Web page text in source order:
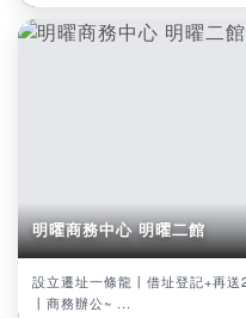
明曜商務中心 明曜二館
設立遷址一條龍丨借址登記+再
丨商務辦公~ ...